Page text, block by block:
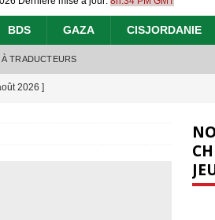
BDS GAZA CISJORDANIE
TRADUCTEURS
2026 ]